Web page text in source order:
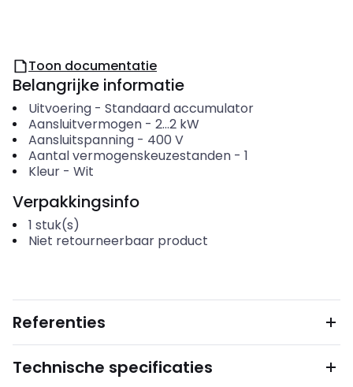
Toon documentatie
Belangrijke informatie
Uitvoering- Standaard accumulator
Aansluitvermogen- 2...2 kW
Aansluitspanning- 400 V
Aantal vermogenskeuzestanden- 1
Kleur- Wit
Verpakkingsinfo
1 stuk(s)
Niet retourneerbaar product
Referenties
Technische specificaties